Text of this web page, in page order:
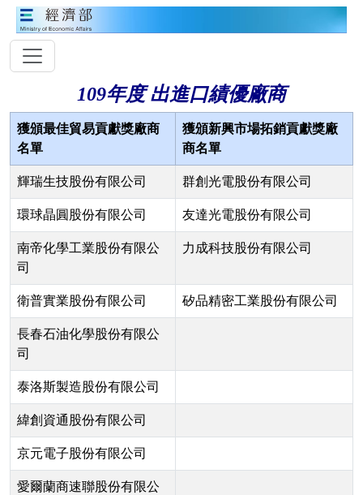
109年度 出進口績優廠商
獲頒最佳貿易貢獻獎廠商
名單
獲頒新興市場拓銷貢獻獎廠
商名單
輝瑞生技股份有限公司 群創光電股份有限公司
環球晶圓股份有限公司 友達光電股份有限公司
南帝化學工業股份有限公
司
力成科技股份有限公司
衛普實業股份有限公司 矽品精密工業股份有限公司
長春石油化學股份有限公
司
泰洛斯製造股份有限公司
緯創資通股份有限公司
京元電子股份有限公司
愛爾蘭商速聯股份有限公